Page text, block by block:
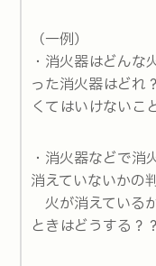
（一例）
・消火器はどん
った消火器はど
くてはいけないこ
・消火器などで消
消えていないかの
火が消えている
ときはどうする？？